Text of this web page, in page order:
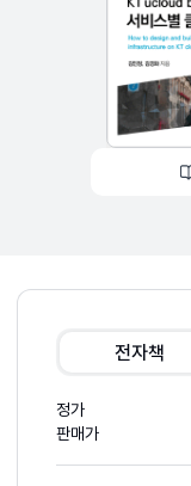
전자책
정가
판매가